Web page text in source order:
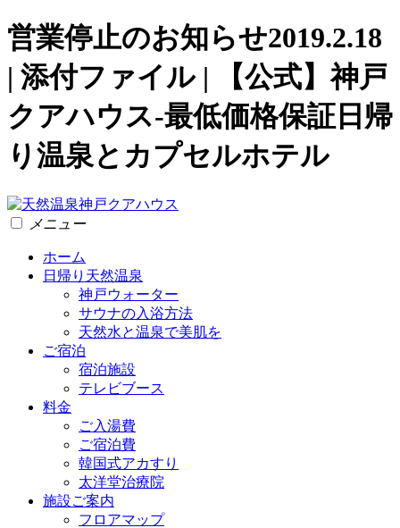
営業停止のお知らせ2019.2.18
| 添付ファイル | 【公式】神戸
クアハウス-最低価格保証日帰
り温泉とカプセルホテル
メニュー
ホーム
日帰り天然温泉
神戸ウォーター
サウナの入浴方法
天然水と温泉で美肌を
ご宿泊
宿泊施設
テレビブース
料金
ご入湯費
ご宿泊費
韓国式アカすり
太洋堂治療院
施設ご案内
フロアマップ